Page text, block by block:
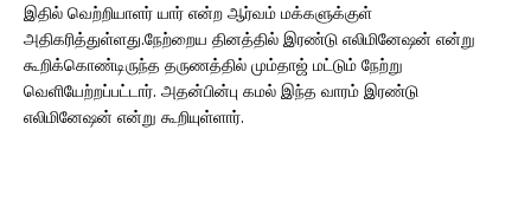
இதில் வெற்றியாளர் யார் என்ற ஆர்வம் மக்களுக்குள்
அதிகரித்துள்ளது.நேற்றைய தினத்தில் இரண்டு எலிமினேஷன் என்று
கூறிக்கொண்டிருந்த தருணத்தில் மும்தாஜ் மட்டும் நேற்று
வெளியேற்றப்பட்டார். அதன்பின்பு கமல் இந்த வாரம் இரண்டு
எலிமினேஷன் என்று கூறியுள்ளார்.